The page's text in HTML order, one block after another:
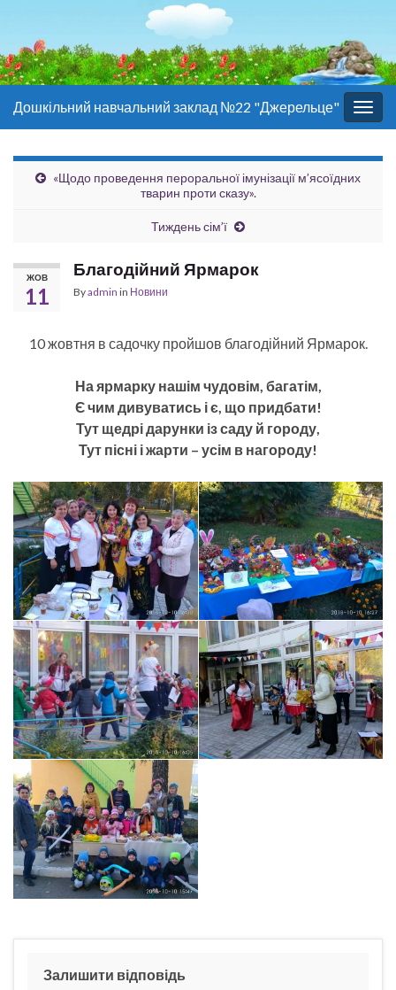
Дошкільний навчальний заклад №22 "Джерельце"
«Щодо проведення пероральної імунізації м’ясоїдних
тварин проти сказу».
Тиждень сім’ї
ЖОВ
11
Благодійний Ярмарок
Byadmin in Новини
10 жовтня в садочку пройшов благодійний Ярмарок.
На ярмарку нашім чудовім, багатім,
Є чим дивуватись і є, що придбати!
Тут щедрі дарунки із саду й городу,
Тут пісні і жарти – усім в нагороду!
Залишити відповідь